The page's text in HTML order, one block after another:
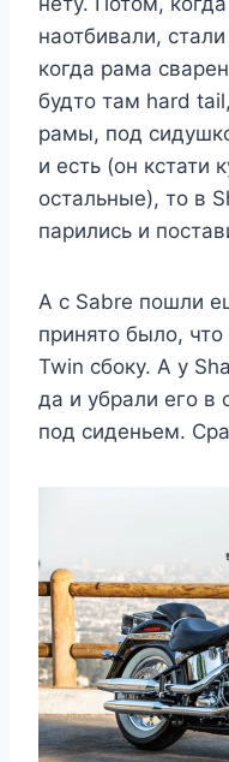
наотбивали,
когда рама
будто там hard
рамы, под
и есть (он кстати
остальные), то в
парились и
А с Sabre пошли
принято было,
Twin сбоку. А у
да и убрали его в
под сиденьем.